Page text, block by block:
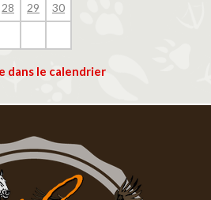
28 29 30
dans le calendrier